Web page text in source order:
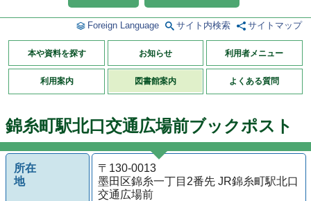
Foreign Language サイト内検索 サイトマップ
本や資料を探す お知らせ 利用者メニュー
利用案内 図書館案内 よくある質問
錦糸町駅北口交通広場前ブックポスト
所在
地
〒130-0013
墨田区錦糸一丁目2番先 JR錦糸町駅北口
交通広場前